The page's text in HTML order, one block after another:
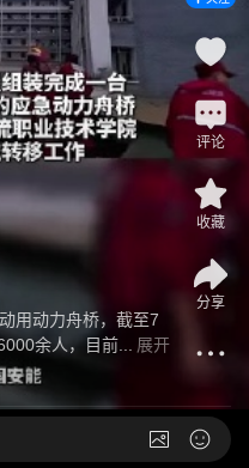
用动力舟桥，截至7
余人，目前...
展开
评论
收藏
分享